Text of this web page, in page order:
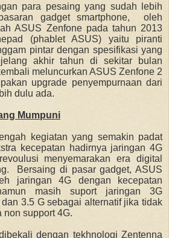
para pesaing yang sudah lebih
n gadget smartphone, oleh
ASUS Zenfone pada tahun 2013
(phablet ASUS) yaitu piranti
pintar dengan spesifikasi yang
akhir tahun di sekitar bulan
meluncurkan ASUS Zenfone 2
upgrade penyempurnaan dari
dulu ada.
Mumpuni
kegiatan yang semakin padat
kecepatan hadirnya jaringan 4G
menyemarakan era digital
Bersaing di pasar gadget, ASUS
jaringan 4G dengan kecepatan
masih suport jaringan 3G
3.5 G sebagai alternatif jika tidak
non support 4G.
dengan tekhnologi Zentenna